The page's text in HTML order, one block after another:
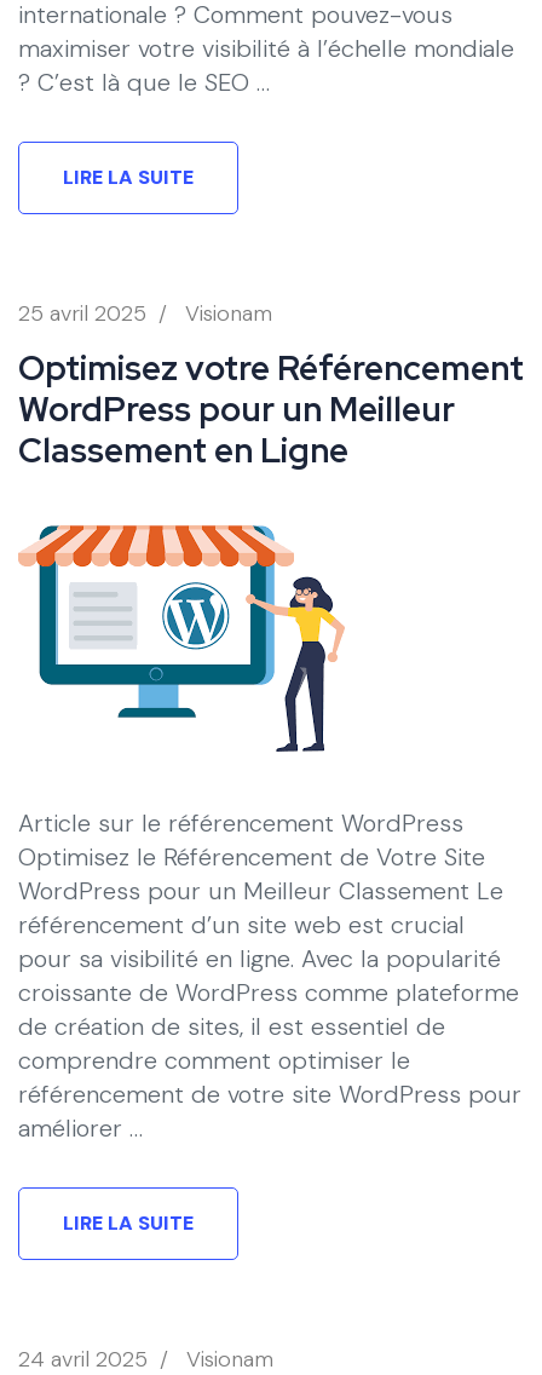
internationale ? Comment pouvez-vous
maximiser votre visibilité à l’échelle mondiale
? C’est là que le SEO …
LIRE LA SUITE
25 avril 2025 / Visionam
Optimisez votre Référencement
WordPress pour un Meilleur
Classement en Ligne
Article sur le référencement WordPress
Optimisez le Référencement de Votre Site
WordPress pour un Meilleur Classement Le
référencement d’un site web est crucial
pour sa visibilité en ligne. Avec la popularité
croissante de WordPress comme plateforme
de création de sites, il est essentiel de
comprendre comment optimiser le
référencement de votre site WordPress pour
améliorer …
LIRE LA SUITE
24 avril 2025 / Visionam